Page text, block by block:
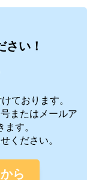
い！
ております。
またはメールア
す。
ください。
ら